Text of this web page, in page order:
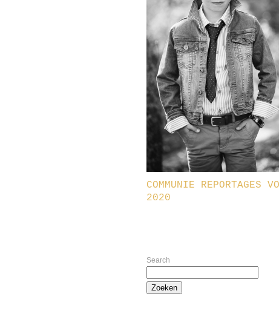
COMMUNIE REPORTAGES
2020
Search
naar: